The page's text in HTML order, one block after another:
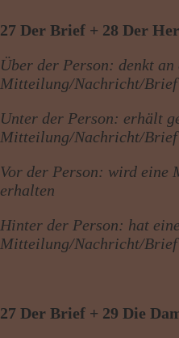
27 Der Brief + 28 Der
Über der Person: denkt an
Mitteilung/Nachricht/Brief
Unter der Person: erhält
Mitteilung/Nachricht/Brief
Vor der Person: wird
erhalten
Hinter der Person: hat eine
Mitteilung/Nachricht/
27 Der Brief + 29 Die